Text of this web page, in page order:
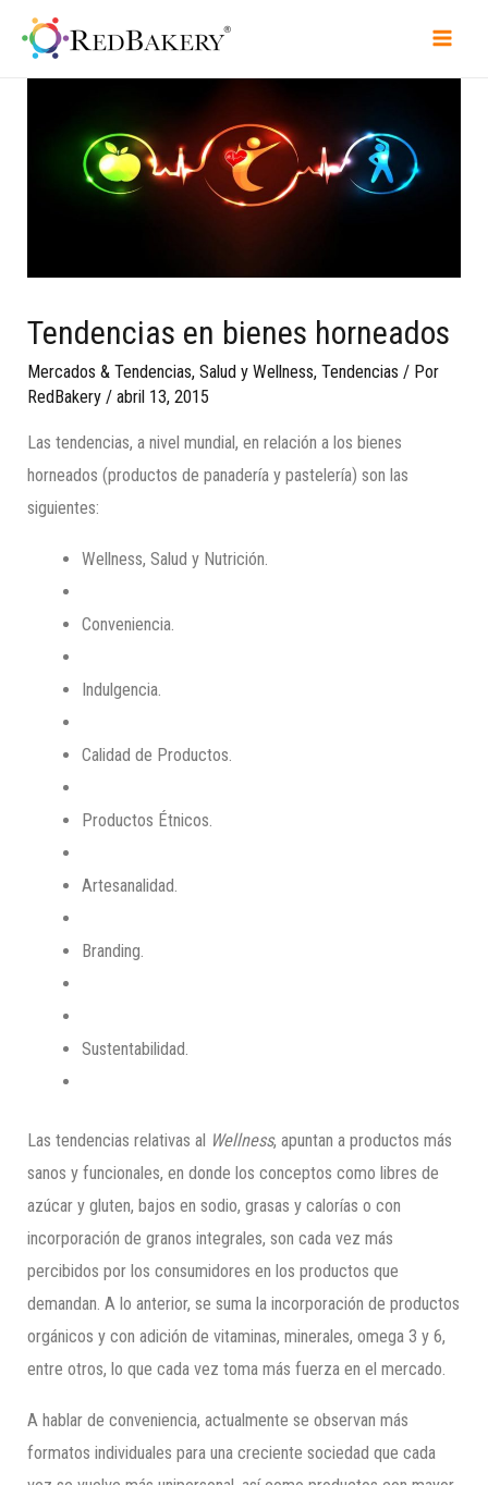
Tendencias en bienes horneados
Mercados & Tendencias,Salud y Wellness,Tendencias / Por
RedBakery /abril 13, 2015
Las tendencias, a nivel mundial, en relación a los bienes
horneados (productos de panadería y pastelería) son las
siguientes:
Wellness, Salud y Nutrición.
Conveniencia.
Indulgencia.
Calidad de Productos.
Productos Étnicos.
Artesanalidad.
Branding.
Sustentabilidad.
Las tendencias relativas al Wellness, apuntan a productos más
sanos y funcionales, en donde los conceptos como libres de
azúcar y gluten, bajos en sodio, grasas y calorías o con
incorporación de granos integrales, son cada vez más
percibidos por los consumidores en los productos que
demandan. A lo anterior, se suma la incorporación de productos
orgánicos y con adición de vitaminas, minerales, omega 3 y 6,
entre otros, lo que cada vez toma más fuerza en el mercado.
A hablar de conveniencia, actualmente se observan más
formatos individuales para una creciente sociedad que cada